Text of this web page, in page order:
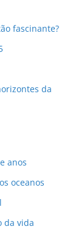
fascinante?
da
anos
oceanos
da vida